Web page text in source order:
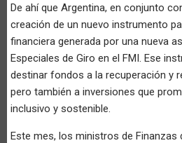
De ahí que Argentina, en conjunto
creación de un nuevo instrumento
financiera generada por una nueva
Especiales de Giro en el FMI. Ese
destinar fondos a la recuperación y
pero también a inversiones que
inclusivo y sostenible.
Este mes, los ministros de Finanzas